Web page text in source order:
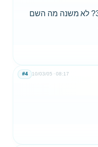
זוזו אתה כבר עם כמה אזהרות... 3? לא משנה מה השם
10/03/05 08:17
#4